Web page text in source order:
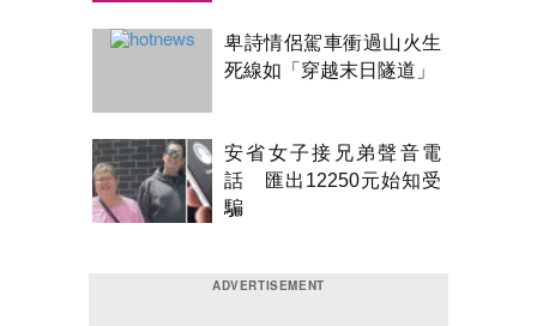
卑詩情侶駕車衝過山火生
死線如「穿越末日隧道」
安省女子接兄弟聲音電
話 匯出12250元始知受
騙